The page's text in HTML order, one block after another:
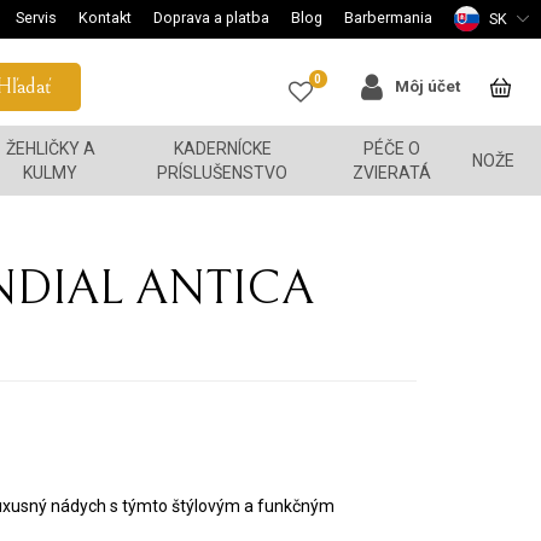
Servis Kontakt Doprava a platba Blog Barbermania SK
0 Môj účet
ŽEHLIČKY A
KULMY
KADERNÍCKE
PRÍSLUŠENSTVO
PÉČE O
ZVIERATÁ
NOŽE
ANTICA
nádych s týmto štýlovým a funkčným